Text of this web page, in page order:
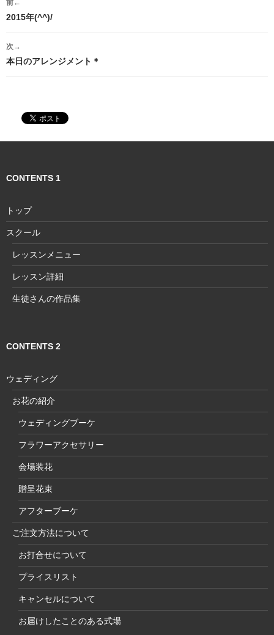
稿
ナ
ビ
シ
ョ
前←
2015年(^^)/
次→
本日のアレンジメント＊
CONTENTS 1
トップ
スクール
レッスンメニュー
レッスン詳細
生徒さんの作品集
CONTENTS 2
ウェディング
お花の紹介
ウェディングブーケ
フラワーアクセサリー
会場装花
贈呈花束
アフターブーケ
ご注文方法について
お打合せについて
プライスリスト
キャンセルについて
お届けしたことのある式場